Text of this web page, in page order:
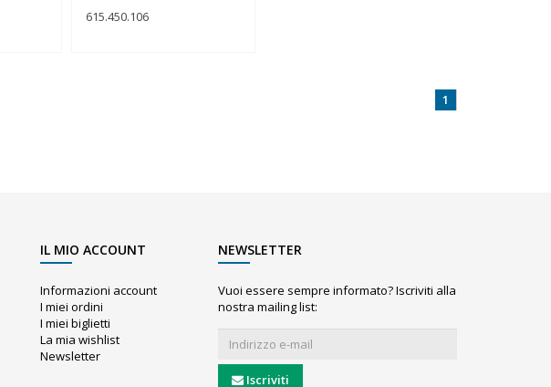
615.450.106
1
IL MIO ACCOUNT
Informazioni account
I miei ordini
I miei biglietti
La mia wishlist
Newsletter
NEWSLETTER
Vuoi essere sempre informato? Iscriviti alla
nostra mailing list:
Iscriviti